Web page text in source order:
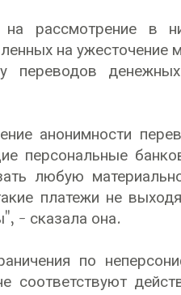
рассмотрение в
на ужесточение
переводов
анонимности
персональные
любую
платежи не
- сказала она.
по
соответствуют